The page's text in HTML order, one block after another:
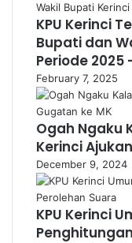
KPU Kerinci
Bupati dan
Periode 2025
February 7, 2025
Ogah Ngaku
Kerinci
December 9, 2024
KPU Kerinci